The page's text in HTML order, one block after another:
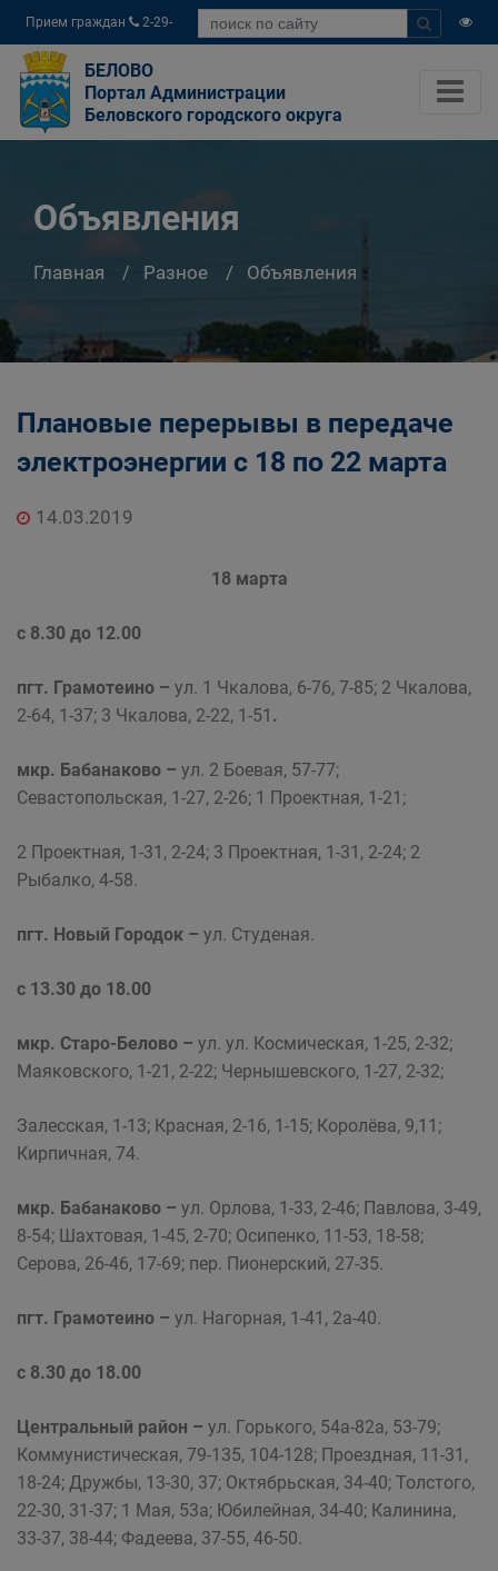
Прием граждан
2-29-
04
БЕЛОВО
Портал Администрации
Беловского городского округа
Объявления
Главная Разное Объявления
Плановые перерывы в передаче
электроэнергии с 18 по 22 марта
14.03.2019
18 марта
с 8.30 до 12.00
пгт. Грамотеино – ул. 1 Чкалова, 6-76, 7-85; 2 Чкалова,
2-64, 1-37; 3 Чкалова, 2-22, 1-51 .
мкр. Бабанаково – ул. 2 Боевая, 57-77;
Севастопольская, 1-27, 2-26; 1 Проектная, 1-21;
2 Проектная, 1-31, 2-24; 3 Проектная, 1-31, 2-24; 2
Рыбалко, 4-58.
пгт. Новый Городок – ул. Студеная.
с 13.30 до 18.00
мкр. Старо-Белово – ул. ул. Космическая, 1-25, 2-32;
Маяковского, 1-21, 2-22; Чернышевского, 1-27, 2-32;
Залесская, 1-13; Красная, 2-16, 1-15; Королёва, 9,11;
Кирпичная, 74.
мкр. Бабанаково – ул. Орлова, 1-33, 2-46; Павлова, 3-49,
8-54; Шахтовая, 1-45, 2-70; Осипенко, 11-53, 18-58;
Серова, 26-46, 17-69; пер. Пионерский, 27-35.
пгт. Грамотеино – ул. Нагорная, 1-41, 2а-40.
с 8.30 до 18.00
Центральный район – ул. Горького, 54а-82а, 53-79;
Коммунистическая, 79-135, 104-128; Проездная, 11-31,
18-24; Дружбы, 13-30, 37; Октябрьская, 34-40; Толстого,
22-30, 31-37; 1 Мая, 53а; Юбилейная, 34-40; Калинина,
33-37, 38-44; Фадеева, 37-55, 46-50.